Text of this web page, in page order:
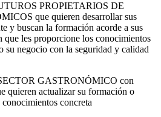
PROPIETARIOS DE
que quieren desarrollar sus
y buscan la formación acorde a sus
que les proporcione los conocimientos
su negocio con la seguridad y calidad
GASTRONÓMICO con
quieren actualizar su formación o
conocimientos concreta